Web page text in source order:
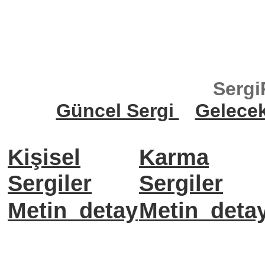
Güncel Sergi
Kişisel
Sergiler
Karma
Sergiler
Metin_detay